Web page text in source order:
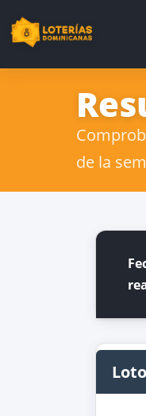
de la